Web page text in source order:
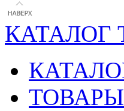
КАТАЛОГ